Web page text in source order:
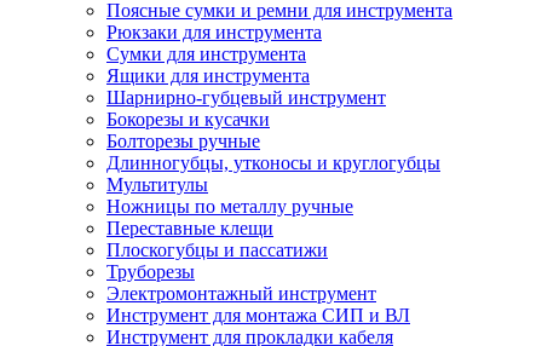
Поясные сумки и ремни для инструмента
Рюкзаки для инструмента
Сумки для инструмента
Ящики для инструмента
Шарнирно-губцевый инструмент
Бокорезы и кусачки
Болторезы ручные
Длинногубцы, утконосы и круглогубцы
Мультитулы
Ножницы по металлу ручные
Переставные клещи
Плоскогубцы и пассатижи
Труборезы
Электромонтажный инструмент
Инструмент для монтажа СИП и ВЛ
Инструмент для прокладки кабеля